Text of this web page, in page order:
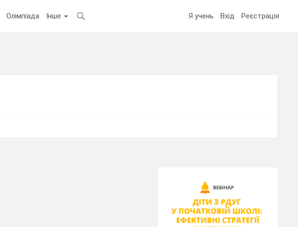
Олімпіада Інше Я учень Вхід Реєстрація